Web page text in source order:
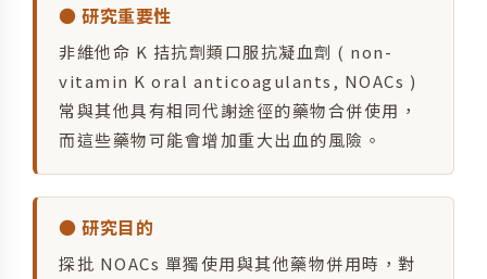
● 研究重要性
非維他命 K 拮抗劑類口服抗凝血劑 ( non-
vitamin K oral anticoagulants, NOACs )
常與其他具有相同代謝途徑的藥物合併使用，
而這些藥物可能會增加重大出血的風險。
● 研究目的
探批 NOACs 單獨使用與其他藥物併用時，對